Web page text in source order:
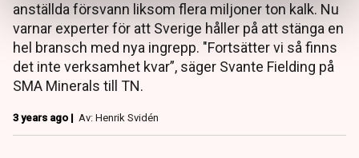
anställda försvann liksom flera miljoner ton kalk. Nu
varnar experter för att Sverige håller på att stänga en
hel bransch med nya ingrepp. "Fortsätter vi så finns
det inte verksamhet kvar”, säger Svante Fielding på
SMA Minerals till TN.
3 years ago | Av: Henrik Svidén